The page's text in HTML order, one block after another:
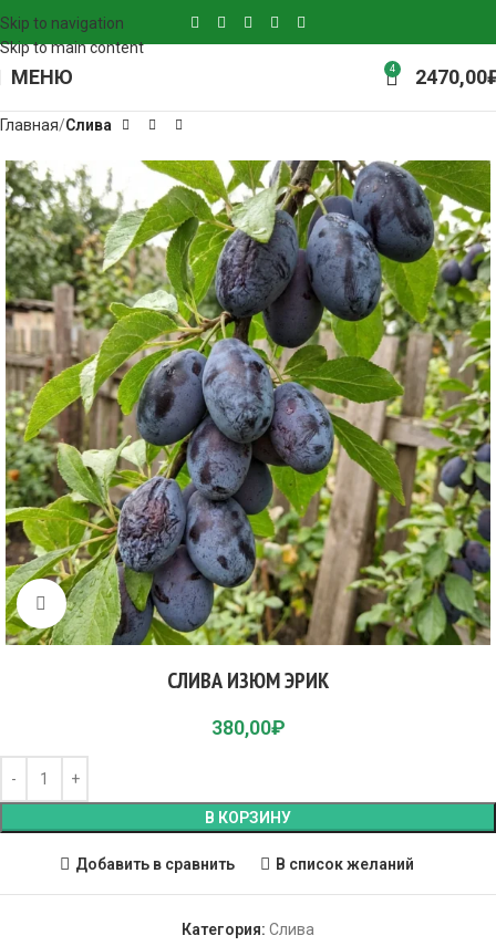
Skip to navigation
Skip to main content
МЕНЮ 4 2470,00
Главная Слива
Click to enlarge
СЛИВА ИЗЮМ ЭРИК
380,00₽
В КОРЗИНУ
Добавить в сравнить В список желаний
Категория: Слива